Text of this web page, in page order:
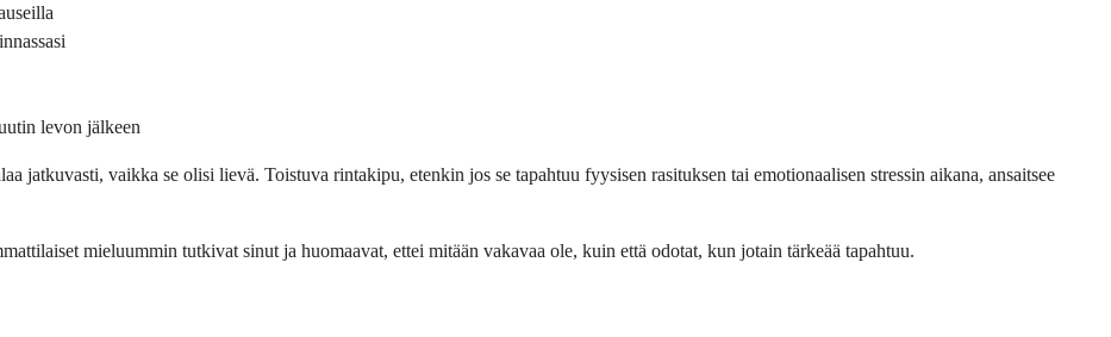
levon jälkeen
jatkuvasti, vaikka se olisi lievä. Toistuva rinta­kipu, etenkin jos se tapahtuu fyysisen rasituksen tai emotionaalisen stressin aikana, ansaitsee
mieluummin tutkivat sinut ja huomaavat, ettei mitään vakavaa ole, kuin että odotat, kun jotain tärkeää tapahtuu.